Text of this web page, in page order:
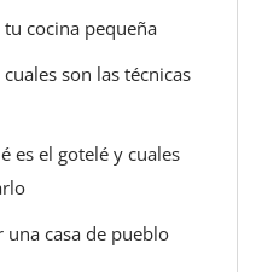
cocina pequeña
son las técnicas
es el gotelé y cuales
casa de pueblo